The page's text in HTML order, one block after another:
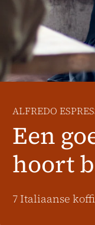
ALFREDO
Een
hoort
7 Italiaanse
Österreich
J.HORNIG
United Kingdom